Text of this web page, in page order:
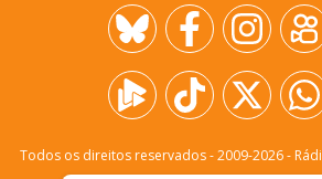
Todos os direitos reservados - 2009-2026-